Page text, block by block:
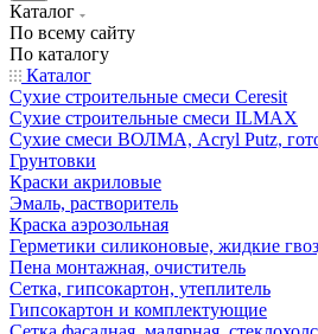
Каталог
По всему сайту
По каталогу
Каталог
Сухие строительные смеси Ceresit
Сухие строительные смеси ILMAX
Сухие смеси ВОЛМА, Acryl Putz,
Грунтовки
Краски акриловые
Эмаль, растворитель
Краска аэрозольная
Герметики силиконовые, жидкие
Пена монтажная, очиститель
Сетка, гипсокартон, утеплитель
Гипсокартон и комплектующие